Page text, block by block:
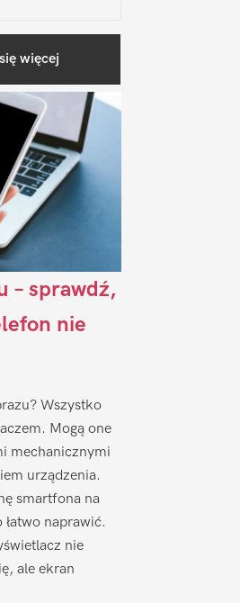
więcej
– sprawdź,
nie
Wszystko
Mogą one
mechanicznymi
urządzenia.
smartfona na
naprawić.
nie
ale ekran